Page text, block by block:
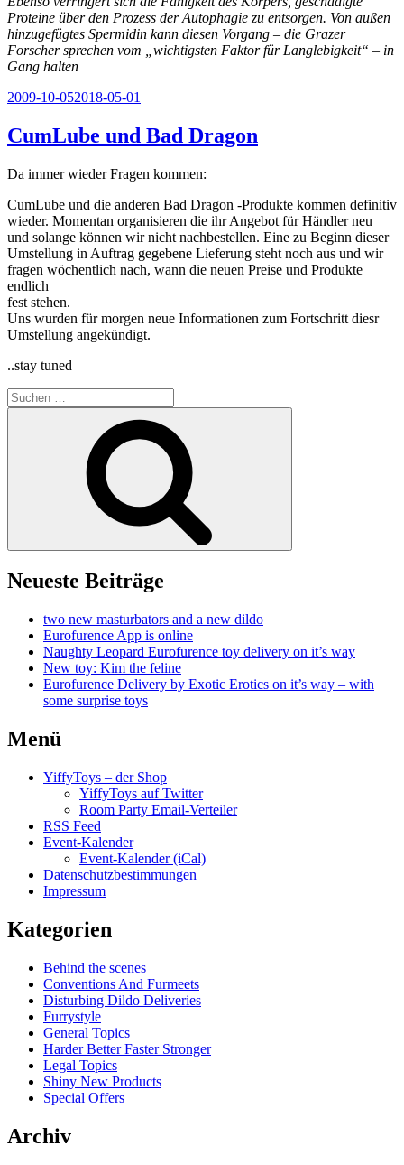
Proteine über den Prozess der Autophagie zu entsorgen. Von außen
hinzugefügtes Spermidin kann diesen Vorgang – die Grazer
Forscher sprechen vom „wichtigsten Faktor für Langlebigkeit“ – in
Gang halten
Veröffentlicht
2009-10-052018-05-01
CumLube und Bad Dragon
Da immer wieder Fragen kommen:
CumLube und die anderen Bad Dragon -Produkte kommen definitiv
wieder. Momentan organisieren die ihr Angebot für Händler neu
und solange können wir nicht nachbestellen. Eine zu Beginn dieser
Umstellung in Auftrag gegebene Lieferung steht noch aus und wir
fragen wöchentlich nach, wann die neuen Preise und Produkte
endlich
fest stehen.
Uns wurden für morgen neue Informationen zum Fortschritt diesr
Umstellung angekündigt.
..stay tuned
Suchen
nach:
Neueste Beiträge
two new masturbators and a new dildo
Eurofurence App is online
Naughty Leopard Eurofurence toy delivery on it’s way
New toy: Kim the feline
Eurofurence Delivery by Exotic Erotics on it’s way – with
some surprise toys
Menü
YiffyToys – der Shop
YiffyToys auf Twitter
Room Party Email-Verteiler
RSS Feed
Event-Kalender
Event-Kalender (iCal)
Datenschutzbestimmungen
Impressum
Kategorien
Behind the scenes
Conventions And Furmeets
Disturbing Dildo Deliveries
Furrystyle
General Topics
Harder Better Faster Stronger
Legal Topics
Shiny New Products
Special Offers
Archiv